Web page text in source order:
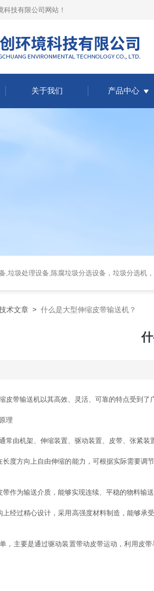
科技有限公司网站 ！
关于我们 产品中心
,垃圾处理设备,陈腐垃圾分选设备，垃圾分选机
术文章 > 什么是大型伸缩皮带输送机？
带输送机以其高效、灵活、可靠的特点受到了
理
由机架、伸缩装置、驱动装置、皮带、张紧装
方向上自由伸缩的能力，可根据实际需要调节
为输送介质，能够实现连续、平稳的物料输送
过精心设计，采用高强度材料制造，能够承
主要是通过驱动装置带动皮带运动，利用皮带